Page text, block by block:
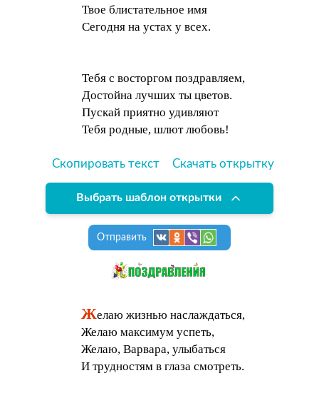
Твое блистательное имя
Сегодня на устах у всех.
Тебя с восторгом поздравляем,
Достойна лучших ты цветов.
Пускай приятно удивляют
Тебя родные, шлют любовь!
Скопировать текст Скачать открытку
Выбрать шаблон открытки
Отправить
Желаю жизнью наслаждаться,
Желаю максимум успеть,
Желаю, Варвара, улыбаться
И трудностям в глаза смотреть.